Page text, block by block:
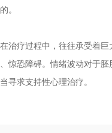
。
疗过程中，往往承受着巨
惊恐障碍。情绪波动对于
寻求支持性心理治疗。